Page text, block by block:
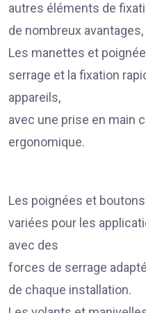
autres éléments de
de nombreux
Les manettes et
serrage et la fixation
appareils,
avec une prise en main
ergonomique.
Les poignées et
variées pour les
avec des
forces de serrage
de chaque installation.